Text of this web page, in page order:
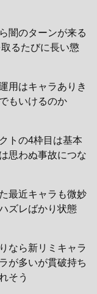
闇のターンが来る
るたびに長い懲
用はキャラありき
もいけるのか
トの4枠目は基本
思わぬ事故につな
最近キャラも微妙
ズレばかり状態
なら新リミキャラ
が多いが貫破持ち
そう